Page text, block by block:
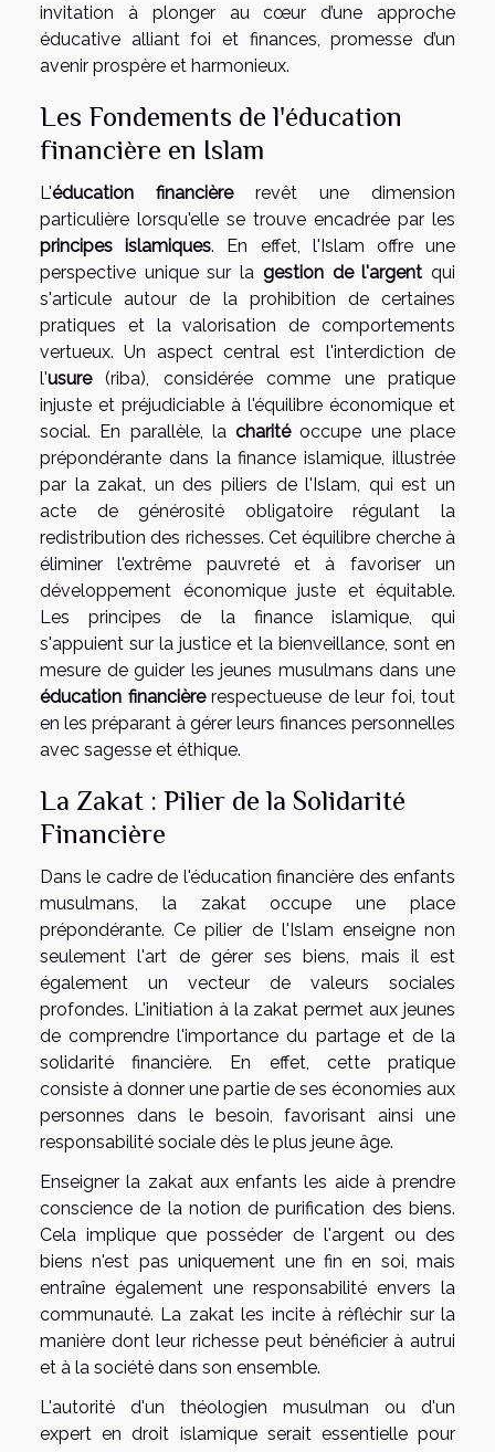
invitation à plonger au cœur d’une approche
éducative alliant foi et finances, promesse d’un
avenir prospère et harmonieux.
Les Fondements de l'éducation
financière en Islam
L'éducation financièrerevêt une dimension
particulière lorsqu'elle se trouve encadrée par les
principes islamiques. En effet, l'Islam offre une
perspective unique sur la gestion de l'argent qui
s'articule autour de la prohibition de certaines
pratiques et la valorisation de comportements
vertueux. Un aspect central est l'interdiction de
l'usure(riba), considérée comme une pratique
injuste et préjudiciable à l'équilibre économique et
social. En parallèle, lacharitéoccupe une place
prépondérante dans la finance islamique, illustrée
par la zakat, un des piliers de l'Islam, qui est un
acte de générosité obligatoire régulant la
redistribution des richesses. Cet équilibre cherche à
éliminer l'extrême pauvreté et à favoriser un
développement économique juste et équitable.
Les principes de la finance islamique, qui
s'appuient sur la justice et la bienveillance, sont en
mesure de guider les jeunes musulmans dans une
éducation financièrerespectueuse de leur foi, tout
en les préparant à gérer leurs finances personnelles
avec sagesse et éthique.
La Zakat : Pilier de la Solidarité
Financière
Dans le cadre de l'éducation financière des enfants
musulmans, la zakat occupe une place
prépondérante. Ce pilier de l'Islam enseigne non
seulement l'art de gérer ses biens, mais il est
également un vecteur de valeurs sociales
profondes. L'initiation à la zakat permet aux jeunes
de comprendre l'importance du partage et de la
solidarité financière. En effet, cette pratique
consiste à donner une partie de ses économies aux
personnes dans le besoin, favorisant ainsi une
responsabilité sociale dès le plus jeune âge.
Enseigner la zakat aux enfants les aide à prendre
conscience de la notion de purification des biens.
Cela implique que posséder de l'argent ou des
biens n'est pas uniquement une fin en soi, mais
entraîne également une responsabilité envers la
communauté. La zakat les incite à réfléchir sur la
manière dont leur richesse peut bénéficier à autrui
et à la société dans son ensemble.
L'autorité d'un théologien musulman ou d'un
expert en droit islamique serait essentielle pour